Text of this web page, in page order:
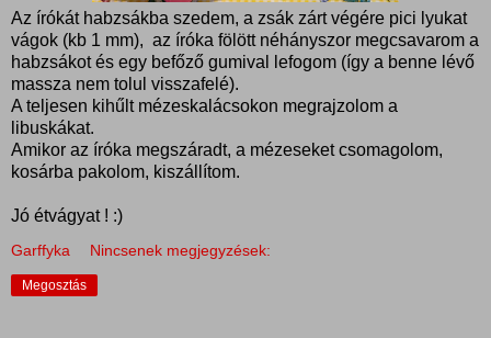
Az írókát habzsákba szedem, a zsák zárt végére pici lyukat
vágok (kb 1 mm), az íróka fölött néhányszor megcsavarom a
habzsákot és egy befőző gumival lefogom (így a benne lévő
massza nem tolul visszafelé).
A teljesen kihűlt mézeskalácsokon megrajzolom a
libuskákat.
Amikor az íróka megszáradt, a mézeseket csomagolom,
kosárba pakolom, kiszállítom.
Jó étvágyat ! :)
Garffyka Nincsenek megjegyzések:
Megosztás